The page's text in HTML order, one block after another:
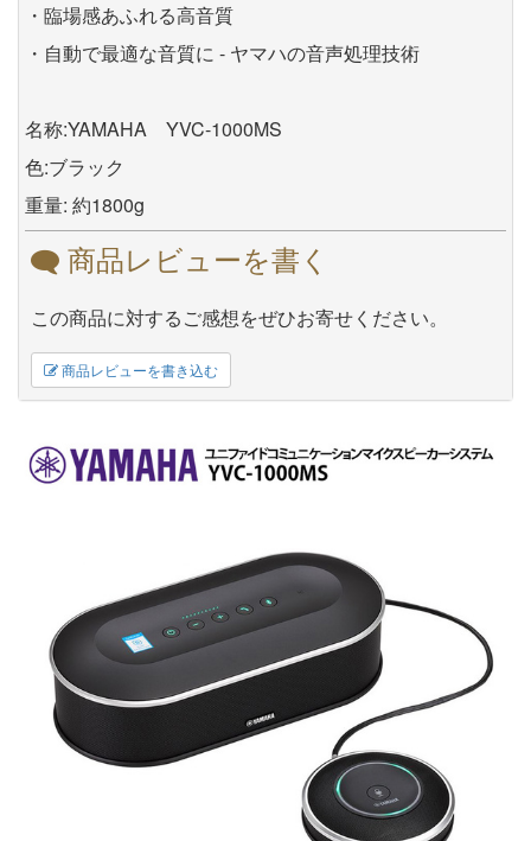
・臨場感あふれる高音質
・自動で最適な音質に - ヤマハの音声処理技術
名称:YAMAHA YVC-1000MS
色:ブラック
重量: 約1800g
商品レビューを書く
この商品に対するご感想をぜひお寄せください。
商品レビューを書き込む